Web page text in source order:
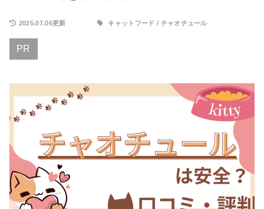
2025.07.06更新 キャットフード / チャオチュール
PR